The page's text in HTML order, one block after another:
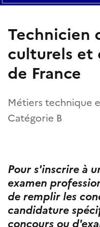
Technicien
culturels et
de France
Métiers technique
Catégorie B
Pour s'inscrire à
examen
de remplir les
candidature
concours ou